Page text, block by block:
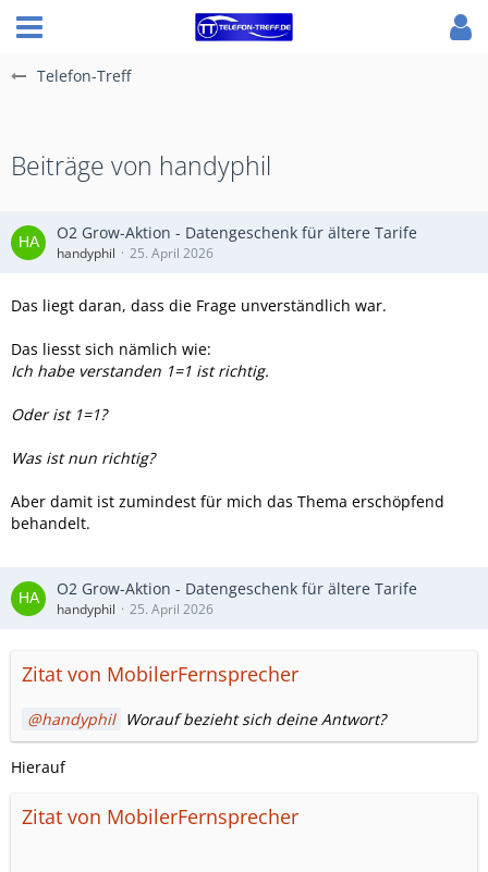
Telefon-Treff
Beiträge von handyphil
O2 Grow-Aktion - Datengeschenk für ältere Tarife
handyphil 25. April 2026
Das liegt daran, dass die Frage unverständlich war.
Das liesst sich nämlich wie:
Ich habe verstanden 1=1 ist richtig.
Oder ist 1=1?
Was ist nun richtig?
Aber damit ist zumindest für mich das Thema erschöpfend
behandelt.
O2 Grow-Aktion - Datengeschenk für ältere Tarife
handyphil 25. April 2026
Zitat von MobilerFernsprecher
handyphil Worauf bezieht sich deine Antwort?
Hierauf
Zitat von MobilerFernsprecher